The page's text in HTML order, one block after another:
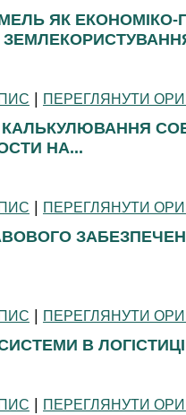
ЯК
| ПЕРЕГЛЯНУТИ
КАЛЬКУЛЮВАННЯ
НА...
| ПЕРЕГЛЯНУТИ
| ПЕРЕГЛЯНУТИ
В
| ПЕРЕГЛЯНУТИ